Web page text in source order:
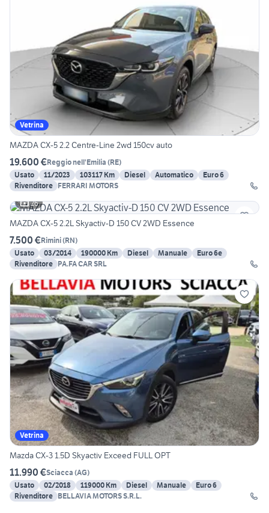
Vetrina
MAZDA CX-5 2.2 Centre-Line 2wd 150cv auto
19.600 €Reggio nell'Emilia (RE)
Usato
11/2023 103117 Km Diesel Automatico
Euro 6
Rivenditore FERRARI MOTORS
26
MAZDA CX-5 2.2L Skyactiv-D 150 CV 2WD Essence
7.500 €Rimini(RN)
Usato
03/2014 190000 Km Diesel Manuale
Euro 6e
Rivenditore PA.FA CAR SRL
Vetrina
Mazda CX-3 1.5D Skyactiv Exceed FULL OPT
11.990 €Sciacca (AG)
Usato
02/2018 119000 Km Diesel Manuale
Euro 6
Rivenditore BELLAVIA MOTORS S.R.L.